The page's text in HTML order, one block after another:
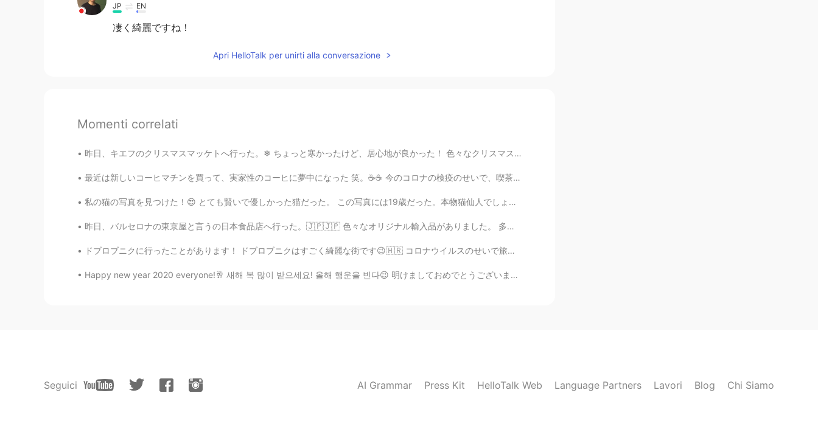
JP EN
凄く綺麗ですね！
Apri HelloTalk per unirti alla conversazione
Momenti correlati
昨日、キエフのクリスマスマッケトへ行った。❄ ちょっと寒かったけど、居心地が良かった！ 色々なクリスマスの曲を聞いて、たくさん美味しい伝統的な食べ物食べて、満足した！ クリスマスツリーが大好き！...
最近は新しいコーヒマチンを買って、実家性のコーヒに夢中になった 笑。☕☕ 今のコロナの検疫のせいで、喫茶店に行くことが出来ないけど、このマチンで大丈夫になった😁 どんなコーヒが好き？私はアメリカ...
私の猫の写真を見つけた！😍 とても賢いで優しかった猫だった。 この写真には19歳だった。本物猫仙人でしょ？笑 名前はボルーマンだった。 日本にはその伝説がありますか？20歳の猫は化け猫になるだ...
昨日、バルセロナの東京屋と言うの日本食品店へ行った。🇯🇵🇯🇵 色々なオリジナル輸入品がありました。 多くの店は顧客が足りませんけど、東京屋まだ人気ですよ！ ワサビのポテチを食べたことがありますか...
ドブロブニクに行ったことがあります！ ドブロブニクはすごく綺麗な街です😉🇭🇷 コロナウイルスのせいで旅行に行くことが難しくなったけど。。。😅 ゲーム・オブ・スローンズの多くの場所がそこで撮影され...
Happy new year 2020 everyone!🥂 새해 복 많이 받으세요! 올해 행운을 빈다😉 明けましておめでとうございます皆んなさん！ 今年は色々なイベントがだった、悪い...
Seguici AI Grammar Press Kit HelloTalk Web Language Partners Lavori Blog Chi Siamo